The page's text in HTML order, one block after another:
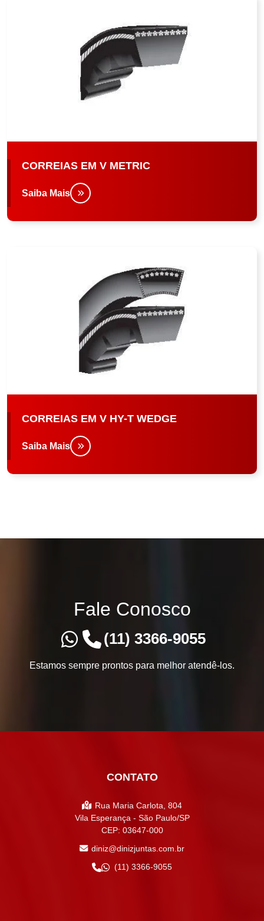
CORREIAS EM V METRIC
Saiba Mais
CORREIAS EM V HY-T WEDGE
Saiba Mais
Fale Conosco
(11) 3366-9055
Estamos sempre prontos para melhor atendê-los.
CONTATO
Rua Maria Carlota, 804
Vila Esperança - São Paulo/SP
CEP: 03647-000
diniz@dinizjuntas.com.br
(11) 3366-9055